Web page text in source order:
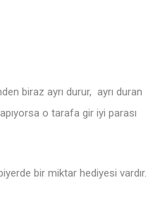
biraz ayrı durur, ayrı duran
o tarafa gir iyi parası
bir miktar hediyesi vardır.